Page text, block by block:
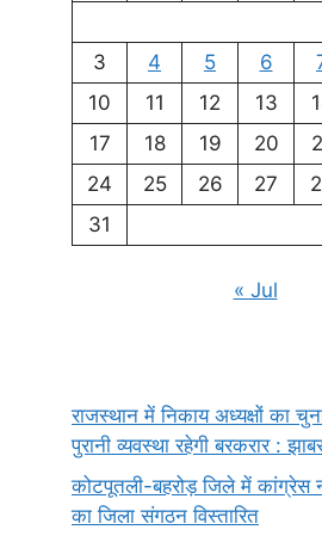
3
4 5 6
10
11 12 13
17
18 19 20
24
25 26 27
31
« Jul
राजस्थान में निकाय अध्यक्षों का
पुरानी व्यवस्था रहेगी बरकरार :
कोटपूतली-बहरोड़ जिले में कांग्रेस
का जिला संगठन विस्तारित